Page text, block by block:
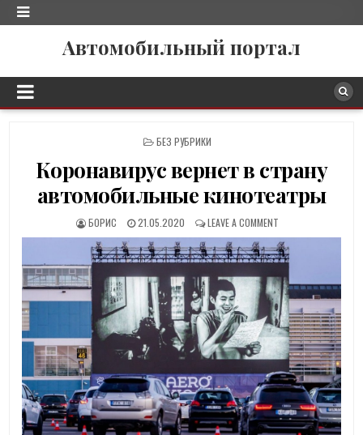
Автомобильный портал
P
S
T
E
I
N
БЕЗ РУБРИКИ
Коронавирус вернет в страну
автомобильные кинотеатры
БОРИС 21.05.2020 LEAVE A COMMENT